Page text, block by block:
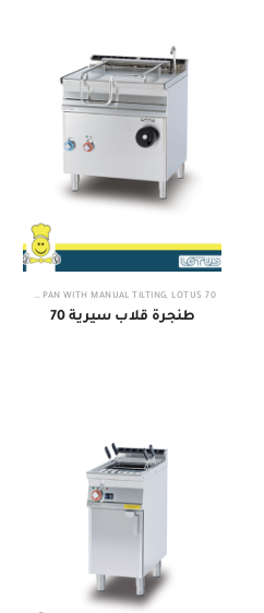
70 IPERLOTUS
BRAISING PAN WITH MANUAL TILTING, LOTUS
طنجرة قلاب سيرية 70